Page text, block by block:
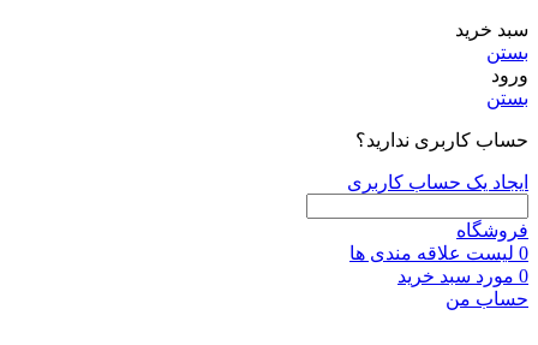
سبد خرید
بستن
ورود
بستن
حساب کاربری ندارید؟
ایجاد یک حساب کاربری
فروشگاه
0 لیست علاقه مندی ها
0 مورد سبد خرید
حساب من